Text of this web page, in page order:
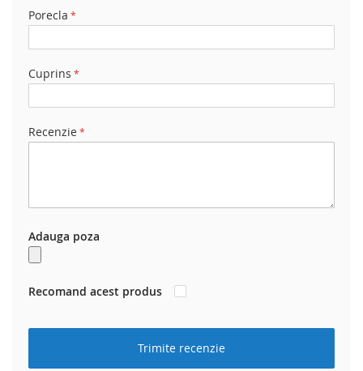
Porecla
Cuprins
Recenzie
Adauga poza
Recomand acest produs
Trimite recenzie